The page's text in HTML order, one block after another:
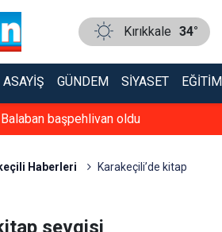
Kırıkkale 34°
ASAYIŞ GÜNDEM SIYASET EĞITIM
başpehlivan oldu
Haberleri
Karakeçili’de kitap
sevgisi